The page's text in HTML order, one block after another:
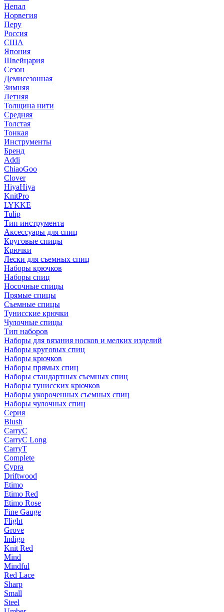
Непал
Норвегия
Перу
Россия
США
Япония
Швейцария
Сезон
Демисезонная
Зимняя
Летняя
Толщина нити
Средняя
Толстая
Тонкая
Инструменты
Бренд
Addi
ChiaoGoo
Clover
HiyaHiya
KnitPro
LYKKE
Tulip
Тип инструмента
Аксессуары для спиц
Круговые спицы
Крючки
Лески для съемных спиц
Наборы крючков
Наборы спиц
Носочные спицы
Прямые спицы
Съемные спицы
Тунисские крючки
Чулочные спицы
Тип наборов
Наборы для вязания носков и мелких изделий
Наборы круговых спиц
Наборы крючков
Наборы прямых спиц
Наборы стандартных съемных спиц
Наборы тунисских крючков
Наборы укороченных съемных спиц
Наборы чулочных спиц
Серия
Blush
CarryC
CarryC Long
CarryT
Complete
Cypra
Driftwood
Etimo
Etimo Red
Etimo Rose
Fine Gauge
Flight
Grove
Indigo
Knit Red
Mind
Mindful
Red Lace
Sharp
Small
Steel